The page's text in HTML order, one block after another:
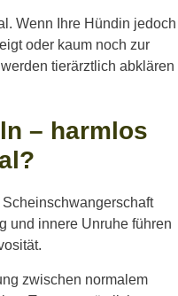
Wenn Ihre Hündin jedoch
oder kaum noch zur
tierärztlich abklären
– harmlos
und innere Unruhe führen
zwischen normalem